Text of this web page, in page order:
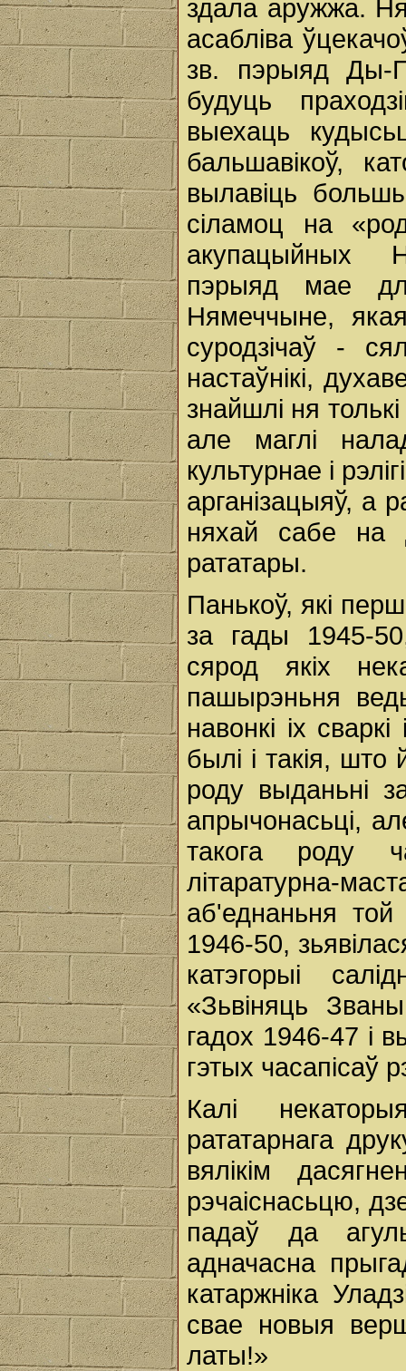
здала аружжа.
асабліва
зв. пэрыяд Ды-
будуць
выехаць
бальшавікоў,
вылавіць
сіламоц на
акупацыйных
пэрыяд мае
Нямеччыне,
суродзічаў -
настаўнікі,
знайшлі ня
але маглі
культурнае i
арганізацыяў, а
няхай сабе на
рататары.
Панькоў, які
за гады 1945-
сярод якіх
пашырэньня
навонкі ix
былі i такія,
роду выданьні
апрычонасьці,
такога роду
літаратурна-
аб'еднаньня
1946-50,
катэгорыі
«Зьвіняць
гадох 1946-47 i
гэтых часапісаў
Калі
рататарнага
вялікім
рэчаіснасьцю,
падаў да
адначасна
катаржніка
свае новыя
латы!»